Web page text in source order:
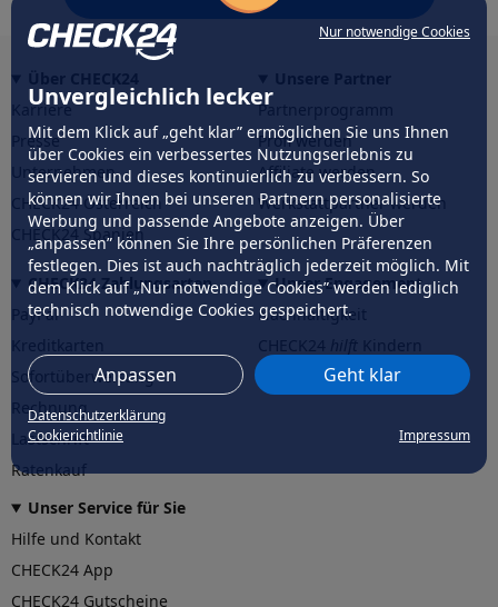
Nur notwendige Cookies
Unvergleichlich lecker
Mit dem Klick auf „geht klar” ermöglichen Sie uns Ihnen
über Cookies ein verbessertes Nutzungserlebnis zu
servieren und dieses kontinuierlich zu verbessern. So
können wir Ihnen bei unseren Partnern personalisierte
Werbung und passende Angebote anzeigen. Über
„anpassen” können Sie Ihre persönlichen Präferenzen
festlegen. Dies ist auch nachträglich jederzeit möglich. Mit
dem Klick auf „Nur notwendige Cookies” werden lediglich
technisch notwendige Cookies gespeichert.
Anpassen Geht klar
Datenschutzerklärung
Cookierichtlinie
Impressum
Karriere
Presse
Unternehmen
CHECK24 Österreich
CHECK24 Spanien
Partnerprogramm
Profi werden
Affiliate werden
Werkstattpartner werden
CHECK24 Zahlungsarten
PayPal
Sofortüberweisung
Rechnung
Lastschrift
Ratenkauf
Unser Engagement
Nachhaltigkeit
CHECK24hilftder Natur
Unser Service für Sie
Hilfe und Kontakt
CHECK24 App
CHECK24 Gutscheine